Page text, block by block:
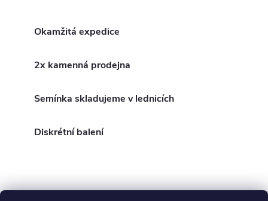
í
Okamžitá expedice
2x kamenná prodejna
Semínka skladujeme v lednicích
Diskrétní balení